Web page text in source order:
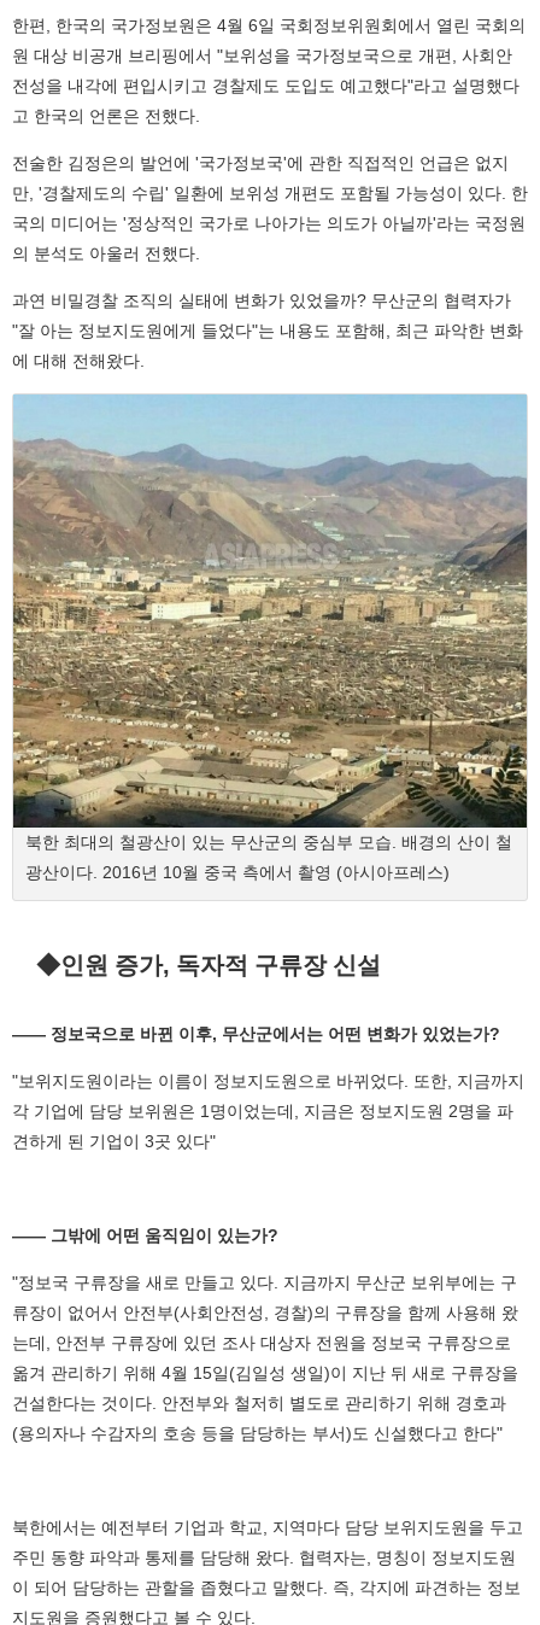
한편, 한국의 국가정보원은 4월 6일 국회정보위원회에서 열린 국회의
원 대상 비공개 브리핑에서 "보위성을 국가정보국으로 개편, 사회안
전성을 내각에 편입시키고 경찰제도 도입도 예고했다"라고 설명했다
고 한국의 언론은 전했다.
전술한 김정은의 발언에 '국가정보국'에 관한 직접적인 언급은 없지
만, '경찰제도의 수립' 일환에 보위성 개편도 포함될 가능성이 있다. 한
국의 미디어는 '정상적인 국가로 나아가는 의도가 아닐까'라는 국정원
의 분석도 아울러 전했다.
과연 비밀경찰 조직의 실태에 변화가 있었을까? 무산군의 협력자가
"잘 아는 정보지도원에게 들었다"는 내용도 포함해, 최근 파악한 변화
에 대해 전해왔다.
북한 최대의 철광산이 있는 무산군의 중심부 모습. 배경의 산이 철
광산이다. 2016년 10월 중국 측에서 촬영 (아시아프레스)
◆인원 증가, 독자적 구류장 신설
―― 정보국으로 바뀐 이후, 무산군에서는 어떤 변화가 있었는가?
"보위지도원이라는 이름이 정보지도원으로 바뀌었다. 또한, 지금까지
각 기업에 담당 보위원은 1명이었는데, 지금은 정보지도원 2명을 파
견하게 된 기업이 3곳 있다"
―― 그밖에 어떤 움직임이 있는가?
"정보국 구류장을 새로 만들고 있다. 지금까지 무산군 보위부에는 구
류장이 없어서 안전부(사회안전성, 경찰)의 구류장을 함께 사용해 왔
는데, 안전부 구류장에 있던 조사 대상자 전원을 정보국 구류장으로
옮겨 관리하기 위해 4월 15일(김일성 생일)이 지난 뒤 새로 구류장을
건설한다는 것이다. 안전부와 철저히 별도로 관리하기 위해 경호과
(용의자나 수감자의 호송 등을 담당하는 부서)도 신설했다고 한다"
북한에서는 예전부터 기업과 학교, 지역마다 담당 보위지도원을 두고
주민 동향 파악과 통제를 담당해 왔다. 협력자는, 명칭이 정보지도원
이 되어 담당하는 관할을 좁혔다고 말했다. 즉, 각지에 파견하는 정보
지도원을 증원했다고 볼 수 있다.